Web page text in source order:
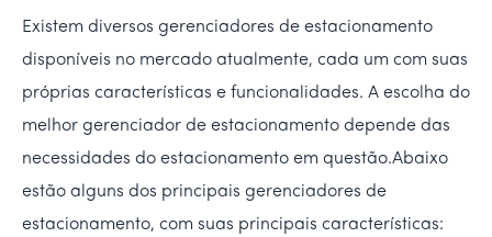
Existem diversos gerenciadores de estacionamento
disponíveis no mercado atualmente, cada um com suas
próprias características e funcionalidades. A escolha do
melhor gerenciador de estacionamento depende das
necessidades do estacionamento em questão.Abaixo
estão alguns dos principais gerenciadores de
estacionamento, com suas principais características: